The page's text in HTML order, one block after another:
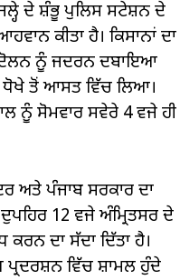
ਦੇ ਸ਼ੰਭੂ ਪੁਲਿਸ ਸਟੇਸ਼ਨ ਦੇ
ਕੀਤਾ ਹੈ। ਕਿਸਾਨਾਂ ਦਾ
ਨੂੰ ਜਦਰਨ ਦਬਾਇਆ
ਤੋਂ ਆਸਤ ਵਿੱਚ ਲਿਆ।
ਨੂੰ ਸੋਮਵਾਰ ਸਵੇਰੇ 4 ਵਜੇ ਹੀ
ਅਤੇ ਪੰਜਾਬ ਸਰਕਾਰ ਦਾ
12 ਵਜੇ ਅੰਮ੍ਰਿਤਸਰ ਦੇ
ਦਾ ਸੱਦਾ ਦਿੱਤਾ ਹੈ।
ਪ੍ਰਦਰਸ਼ਨ ਵਿੱਚ ਸ਼ਾਮਲ ਹੁੰਦੇ